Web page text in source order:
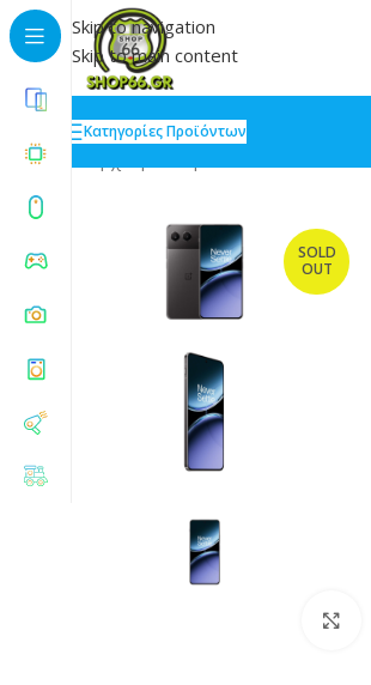
Skip to navigation
Skip to main content
Κατηγορίες Προϊόντων
SOLD
OUT